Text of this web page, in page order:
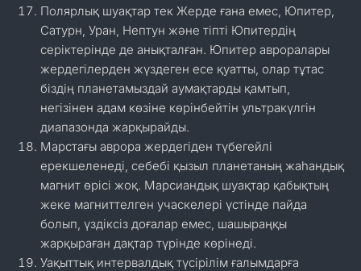
Полярлық шуақтар тек Жерде ғана емес, Юпитер,
Сатурн, Уран, Нептун және тіпті Юпитердің
серіктерінде де анықталған. Юпитер авроралары
жердегілерден жүздеген есе қуатты, олар тұтас
біздің планетамыздай аумақтарды қамтып,
негізінен адам көзіне көрінбейтін ультракүлгін
диапазонда жарқырайды.
Марстағы аврора жердегіден түбегейлі
ерекшеленеді, себебі қызыл планетаның жаһандық
магнит өрісі жоқ. Марсиандық шуақтар қабықтың
жеке магниттелген учаскелері үстінде пайда
болып, үздіксіз доғалар емес, шашыраңқы
жарқыраған дақтар түрінде көрінеді.
Уақыттық интервалдық түсірілім ғалымдарға